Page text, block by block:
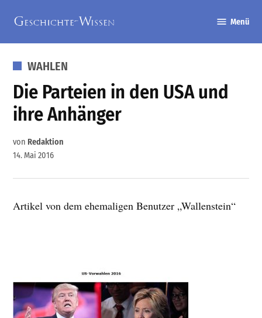
Inhalt
springen
Wissen
Menü
VERÖFFENTLICHT
IN
WAHLEN
Die Parteien in den USA und
ihre Anhänger
von Redaktion
14. Mai 2016
Artikel von dem ehemaligen Benutzer „Wallenstein“